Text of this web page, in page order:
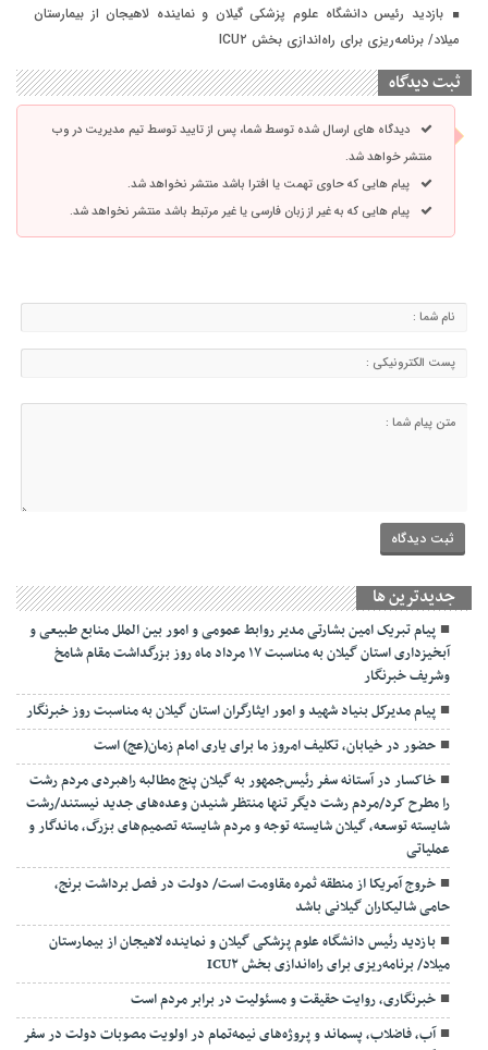
بازدید رئیس دانشگاه علوم پزشکی گیلان و نماینده لاهیجان از بیمارستان
میلاد/ برنامه‌ریزی برای راه‌اندازی بخش ICU۲
ثبت دیدگاه
دیدگاه های ارسال شده توسط شما، پس از تایید توسط تیم مدیریت در وب
منتشر خواهد شد.
پیام هایی که حاوی تهمت یا افترا باشد منتشر نخواهد شد.
پیام هایی که به غیر از زبان فارسی یا غیر مرتبط باشد منتشر نخواهد شد.
جديدترين ها
پیام تبریک امین بشارتی مدیر روابط عمومی و امور بین الملل منابع طبیعی و
آبخیزداری استان گیلان به مناسبت ۱۷ مرداد ماه روز بزرگداشت مقام شامخ
وشریف خبرنگار
پیام مدیرکل بنیاد شهید و امور ایثارگران استان گیلان به مناسبت روز خبرنگار
حضور در خیابان، تکلیف امروز ما برای یاری امام زمان(عج) است
خاکسار در آستانه سفر رئیس‌جمهور به گیلان پنج مطالبه راهبردی مردم رشت
را مطرح کرد/مردم رشت دیگر تنها منتظر شنیدن وعده‌های جدید نیستند/رشت
شایسته توسعه، گیلان شایسته توجه و مردم شایسته تصمیم‌های بزرگ، ماندگار و
عملیاتی
خروج آمریکا از منطقه ثمره مقاومت است/ دولت در فصل برداشت برنج،
حامی شالیکاران گیلانی باشد
بازدید رئیس دانشگاه علوم پزشکی گیلان و نماینده لاهیجان از بیمارستان
میلاد/ برنامه‌ریزی برای راه‌اندازی بخش ICU۲
خبرنگاری، روایت حقیقت و مسئولیت‌ در برابر مردم است
آب، فاضلاب، پسماند و پروژه‌های نیمه‌تمام در اولویت مصوبات دولت در سفر